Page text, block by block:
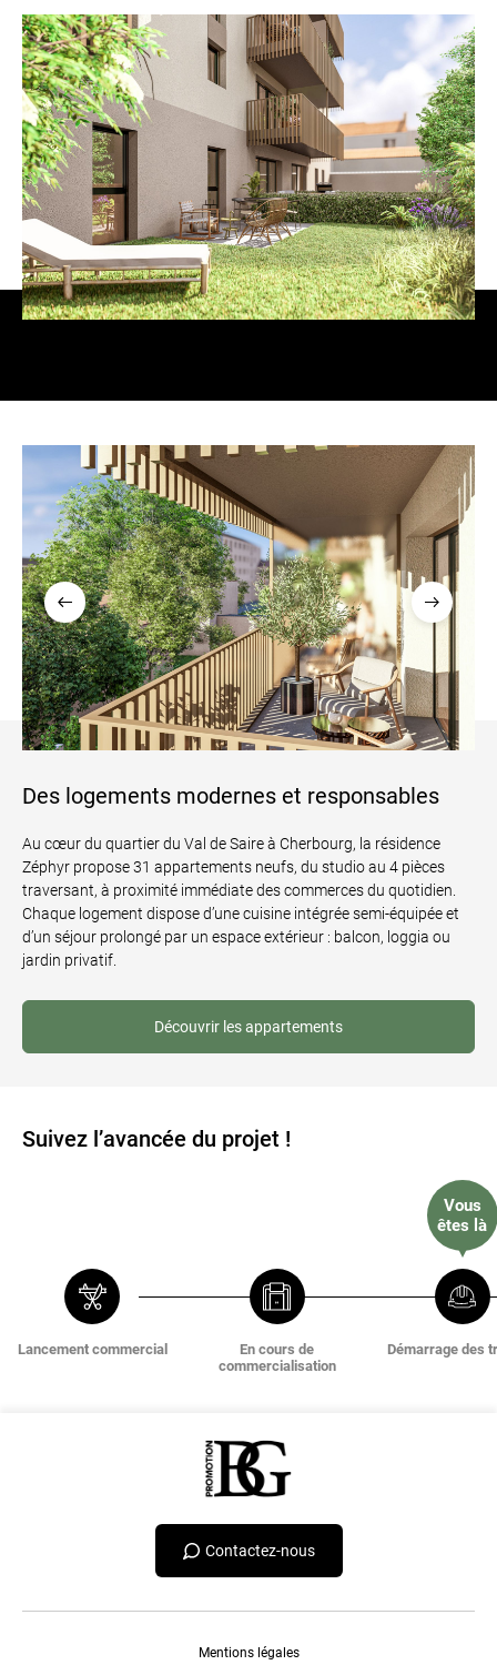
Des logements modernes et responsables
Au cœur du quartier du Val de Saire à Cherbourg, la résidence
Zéphyr propose 31 appartements neufs, du studio au 4 pièces
traversant, à proximité immédiate des commerces du quotidien.
Chaque logement dispose d’une cuisine intégrée semi-équipée et
d’un séjour prolongé par un espace extérieur : balcon, loggia ou
jardin privatif.
Découvrir les appartements
Suivez l’avancée du projet !
Lancement commercial
En cours de
commercialisation
Démarrage des
Contactez-nous
Mentions légales